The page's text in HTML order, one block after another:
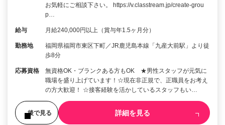
お気軽にご相談下さい。 https://v.classtream.jp/create-grou
p…
給与 月給240,000円以上（賞与年1.5ヶ月分）
勤務地
福岡県福岡市東区下町／JR鹿児島本線「九産大前駅」より徒
歩8分
応募資格
無資格OK・ブランクある方もOK ★男性スタッフが元気に
職場を盛り上げています！☆現在非正規で、正職員をお考え
の方大歓迎！ ☆接客経験を活かしているスタッフもい…
後で見る 詳細を見る